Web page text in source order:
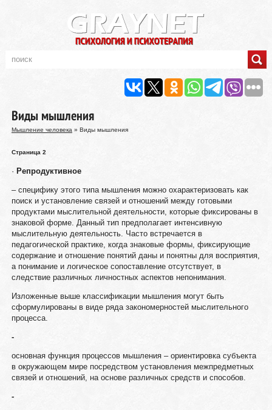
Виды мышления
Мышление человека » Виды мышления
Страница 2
· Репродуктивное
– специфику этого типа мышления можно охарактеризовать как
поиск и установление связей и отношений между готовыми
продуктами мыслительной деятельности, которые фиксированы в
знаковой форме. Данный тип предполагает интенсивную
мыслительную деятельность. Часто встречается в
педагогической практике, когда знаковые формы, фиксирующие
содержание и отношение понятий даны и понятны для восприятия,
а понимание и логическое сопоставление отсутствует, в
следствие различных личностных аспектов непонимания.
Изложенные выше классификации мышления могут быть
сформулированы в виде ряда закономерностей мыслительного
процесса.
-
основная функция процессов мышления – ориентировка субъекта
в окружающем мире посредством установления межпредметных
связей и отношений, на основе различных средств и способов.
-